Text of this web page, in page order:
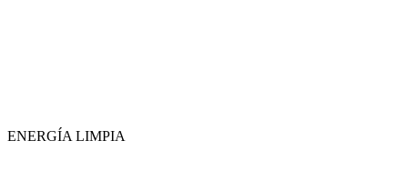
ENERGÍA LIMPIA